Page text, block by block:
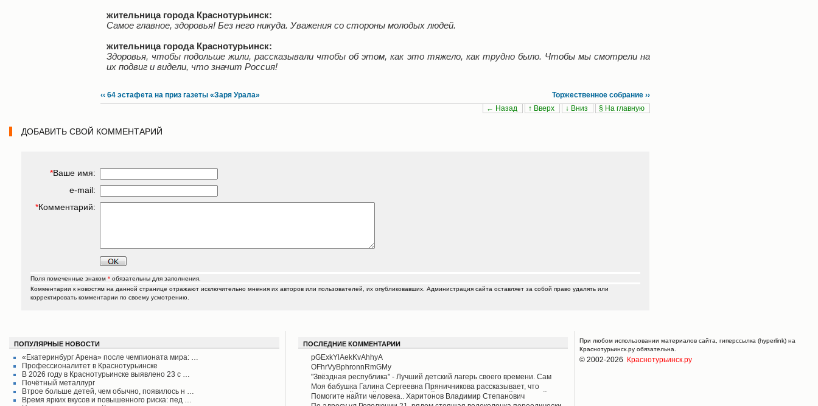
жительница города Краснотурьинск:
Самое главное, здоровья! Без него никуда. Уважения со стороны молодых людей.
жительница города Краснотурьинск:
Здоровья, чтобы подольше жили, рассказывали чтобы об этом, как это тяжело, как трудно было. Чтобы мы смотрели на
их подвиг и видели, что значит Россия!
‹‹ 64 эстафета на приз газеты «Заря Урала»
Торжественное собрание ››
← Назад
↑ Вверх ↓ Вниз § На главную
ДОБАВИТЬ СВОЙ КОММЕНТАРИЙ
*Ваше имя:
e-mail:
*Комментарий:
Поля помеченные знаком * обязательны для заполнения.
Комментарии к новостям на данной странице отражают исключительно мнения их авторов или пользователей, их опубликовавших. Администрация сайта оставляет за собой право удалять или
корректировать комментарии по своему усмотрению.
ПОПУЛЯРНЫЕ НОВОСТИ
«Екатеринбург Арена» после чемпионата мира: …
Профессионалитет в Краснотурьинске
В 2026 году в Краснотурьинске выявлено 23 с …
Почётный металлург
Втрое больше детей, чем обычно, появилось н …
Время ярких вкусов и повышенного риска: пед …
ПОСЛЕДНИЕ КОММЕНТАРИИ
pGExkYlAekKvAhhyA
OFhrVyBphronnRmGMy
"Звёздная республика" - Лучший детский лагерь своего времени. Сам
отдал ему свои пару лет :). И поднял его уровень как смог :). Привет
Краснотурьинцы!
Моя бабушка Галина Сергеевна Пряничникова рассказывает, что
упомянутый в этой статье Артур Айрих работал в детской трудовой
колонии в Верхотурье примерно в 1952/4 годы. Елену Попову в афишах
Помогите найти человека.. Харитонов Владимир Степанович
При любом использовании материалов сайта, гиперссылка (hyperlink) на
Краснотурьинск.ру обязательна.
© 2002-2026 Краснотурьинск.ру